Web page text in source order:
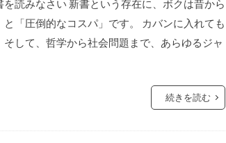
読みなさい 新書という存在に、ボクは昔から
「圧倒的なコスパ」です。 カバンに入れても
して、哲学から社会問題まで、あらゆるジャ
続きを読む